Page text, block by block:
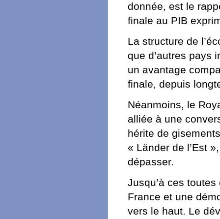
donnée, est le
finale au PIB
La structure de
que d’autres pays
un avantage
finale, depuis
Néanmoins, le
alliée à une
hérite de
« Länder de l’Est
dépasser.
Jusqu’à ces
France et une
vers le haut. Le